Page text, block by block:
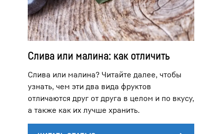
Слива или малина: как отличить
Слива или малина? Читайте далее, чтобы
узнать, чем эти два вида фруктов
отличаются друг от друга в целом и по вкусу,
а также как их лучше хранить.